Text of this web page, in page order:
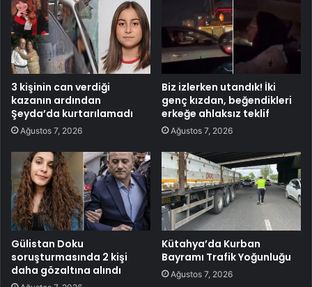
3 kişinin can verdiği
kazanın ardından
Şeyda’da kurtarılamadı
Ağustos 7, 2026
Biz izlerken utandık! İki
genç kızdan, beğendikleri
erkeğe ahlaksız teklif
Ağustos 7, 2026
Gülistan Doku
soruşturmasında 2 kişi
daha gözaltına alındı
Kütahya’da Kurban
Bayramı Trafik Yoğunluğu
Ağustos 7, 2026